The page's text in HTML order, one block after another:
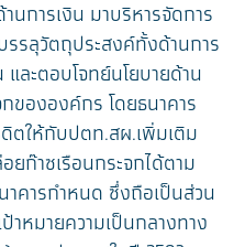
นการเงิน มาบริหารจัดการ
รลุวัตถุประสงค์ทั้งด้านการ
ละตอบโจทย์นโยบายด้าน
ขององค์กร โดยธนาคาร
ตให้กับปตท.สผ.เพิ่มเติม
ก๊าซเรือนกระจกได้ตาม
าคารกำหนด ซึ่งถือเป็นส่วน
หมายความเป็นกลางทาง